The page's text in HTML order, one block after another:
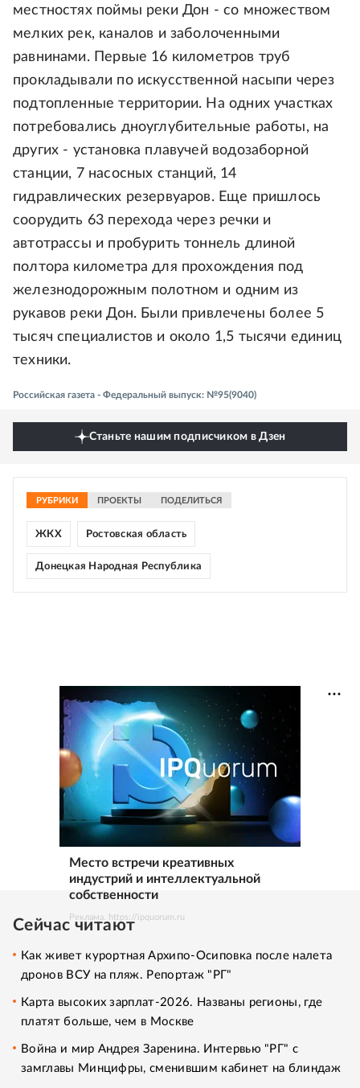
местностях поймы реки Дон - со множеством
мелких рек, каналов и заболоченными
равнинами. Первые 16 километров труб
прокладывали по искусственной насыпи через
подтопленные территории. На одних участках
потребовались дноуглубительные работы, на
других - установка плавучей водозаборной
станции, 7 насосных станций, 14
гидравлических резервуаров. Еще пришлось
соорудить 63 перехода через речки и
автотрассы и пробурить тоннель длиной
полтора километра для прохождения под
железнодорожным полотном и одним из
рукавов реки Дон. Были привлечены более 5
тысяч специалистов и около 1,5 тысячи единиц
техники.
Российская газета - Федеральный выпуск: №95(9040)
Станьте нашим подписчиком в Дзен
РУБРИКИ ПРОЕКТЫ ПОДЕЛИТЬСЯ
ЖКХ Ростовская область
Донецкая Народная Республика
Место встречи креативных
индустрий и интеллектуальной
собственности
Реклама. https://ipquorum.ru
Сейчас читают
Как живет курортная Архипо-Осиповка после налета
дронов ВСУ на пляж. Репортаж "РГ"
Карта высоких зарплат-2026. Названы регионы, где
платят больше, чем в Москве
Война и мир Андрея Заренина. Интервью "РГ" с
замглавы Минцифры, сменившим кабинет на блиндаж